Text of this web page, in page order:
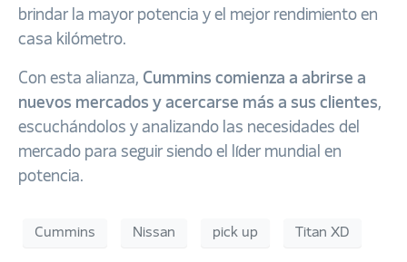
brindar la mayor potencia y el mejor rendimiento en
casa kilómetro.
Con esta alianza, Cummins comienza a abrirse a
nuevos mercados y acercarse más a sus clientes,
escuchándolos y analizando las necesidades del
mercado para seguir siendo el líder mundial en
potencia.
Cummins Nissan pick up Titan XD